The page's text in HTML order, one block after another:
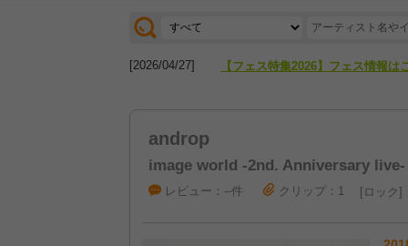
[2026/07/28] 【ライブ動員ランキング】2026年
[2026/04/27] 【フェス特集2026】フェス情報は
androp
image world -2nd. Anniversary live-
レビュー：--件 クリップ：1 ロック